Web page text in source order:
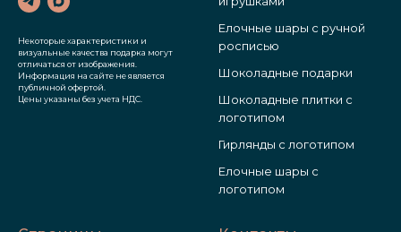
Некоторые характеристики и
визуальные качества подарка могут
отличаться от изображения.
Информация на сайте не является
публичной офертой.
Цены указаны без учета НДС.
Елочные шары с ручной
росписью
Шоколадные подарки
Шоколадные плитки с
логотипом
Гирлянды с логотипом
Елочные шары с
логотипом